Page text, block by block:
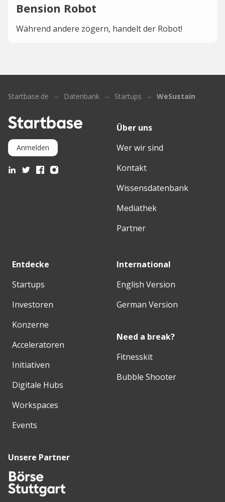
Bension Robot
Während andere zögern, handelt der Robot!
Startbase.de Datenbank Startups WeSustain
Anmelden
Über uns
Wer wir sind
Kontakt
Wissensdatenbank
Mediathek
Partner
Entdecke
Startups
Investoren
Konzerne
Acceleratoren
Initiativen
Digitale Hubs
Workspaces
Events
International
English Version
German Version
Need a break?
Fitnesskit
Bubble Shooter
Unsere Partner